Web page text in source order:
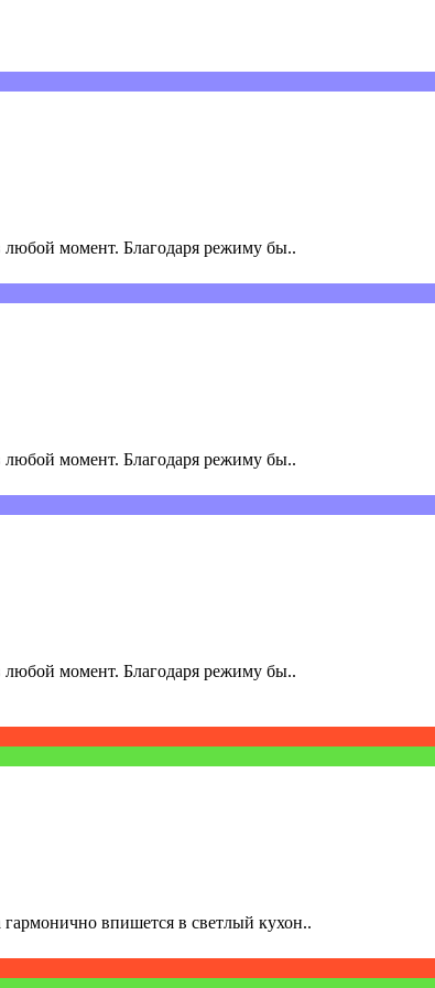
любой момент. Благодаря режиму бы..
любой момент. Благодаря режиму бы..
любой момент. Благодаря режиму бы..
гармонично впишется в светлый кухон..